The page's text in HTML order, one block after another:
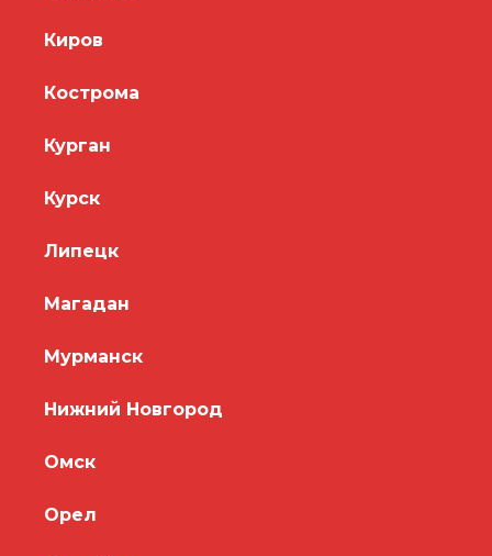
Киров
Кострома
Курган
Курск
Липецк
Магадан
Мурманск
Нижний Новгород
Омск
Орел